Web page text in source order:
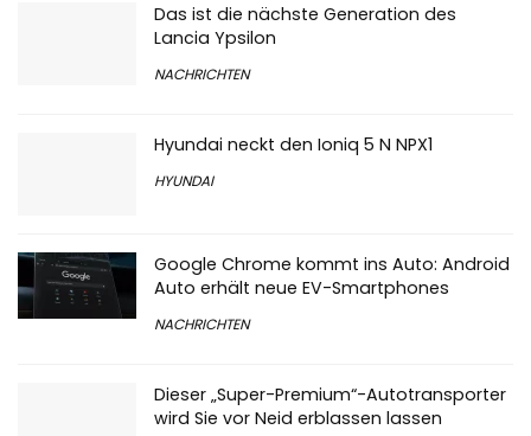
Das ist die nächste Generation des
Lancia Ypsilon
NACHRICHTEN
Hyundai neckt den Ioniq 5 N NPX1
HYUNDAI
Auto erhält neue EV-Smartphones
wird Sie vor Neid erblassen lassen